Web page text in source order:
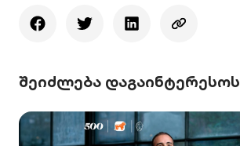
შეიძლება დაგაინტერესოს